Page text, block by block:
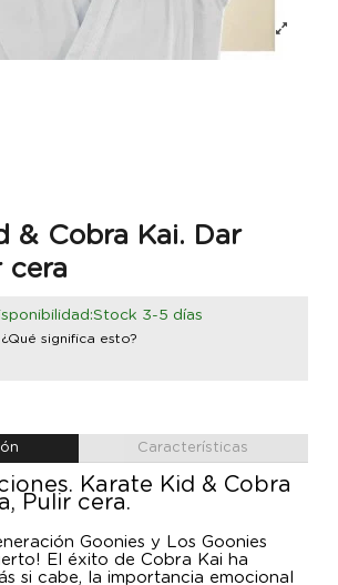
& Cobra Kai. Dar
cera
3-5 días
¿Qué significa esto?
Características
Karate Kid & Cobra
Pulir cera.
Goonies y Los Goonies
El éxito de Cobra Kai ha
si cabe, la importancia emocional